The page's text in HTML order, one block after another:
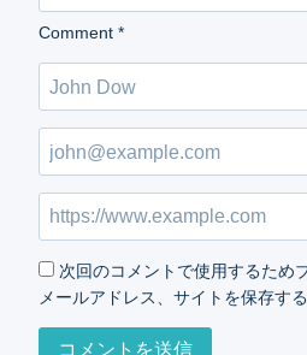
Comment *
次回のコメントで使用するため
メールアドレス、サイトを保存する